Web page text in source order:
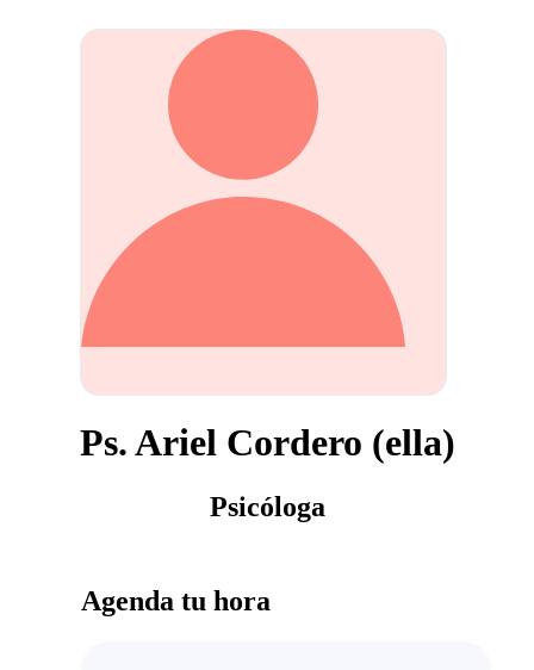
Ps. Ariel Cordero (ella)
Psicóloga
Agenda tu hora